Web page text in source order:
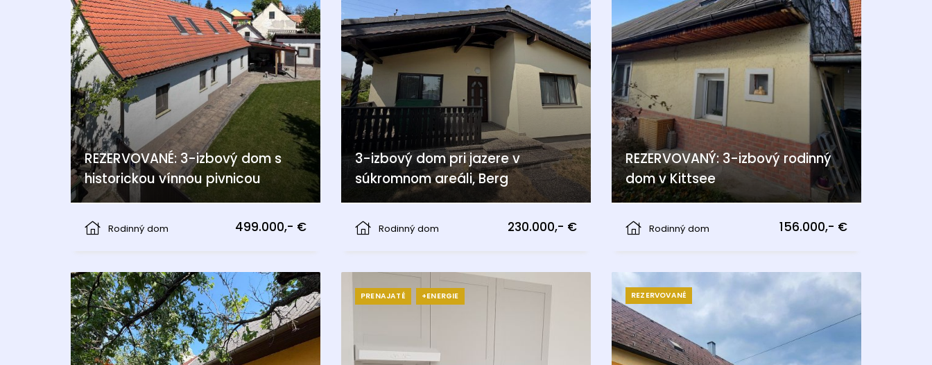
REZERVOVANÉ: 3-izbový dom s
historickou vínnou pivnicou
Rodinný dom
499.000,- €
3-izbový dom pri jazere v
súkromnom areáli, Berg
Rodinný dom
230.000,- €
REZERVOVANÝ: 3-izbový rodinný
dom v Kittsee
Rodinný dom
156.000,- €
PRENAJATÉ +ENERGIE REZERVOVANÉ